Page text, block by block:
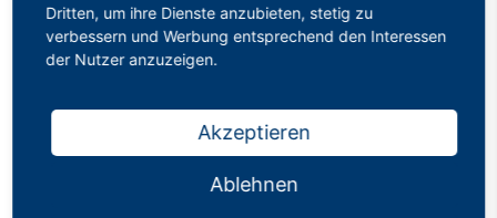
PhV NRW:
Lehrkräfte notwendig
Pressemitteilungen
Veröffentlicht: 20.09.2022
Dritten, um ihre Dienste anzubieten, stetig zu
verbessern und Werbung entsprechend den Interessen
der Nutzer anzuzeigen.
Akzeptieren
Ablehnen